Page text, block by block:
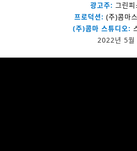
광고주: 그린
프로덕션: (주)콤마
(주)콤마 스튜디오:
2022년 5월